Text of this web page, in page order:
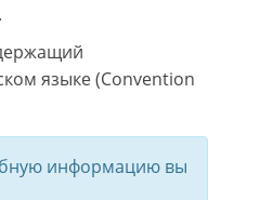
языке (Convention
информацию вы